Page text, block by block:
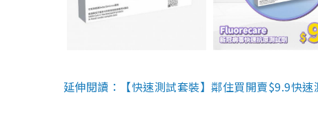
延伸閱讀：【快速測試套裝】鄰住買開賣$9.9快